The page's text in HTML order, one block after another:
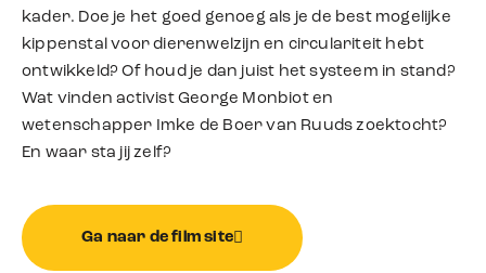
kader. Doe je het goed genoeg als je de best mogelijke
kippenstal voor dierenwelzijn en circulariteit hebt
ontwikkeld? Of houd je dan juist het systeem in stand?
Wat vinden activist George Monbiot en
wetenschapper Imke de Boer van Ruuds zoektocht?
En waar sta jij zelf?
Ga naar de film site